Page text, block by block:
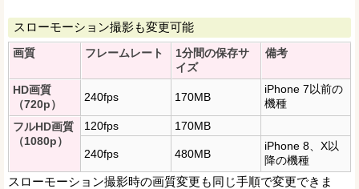
スローモーション撮影も変更可能
画質 フレームレート
1分間の保存サ
イズ
備考
HD画質
（720p）
240fps 170MB
iPhone 7以前の
機種
フルHD画質
（1080p）
120fps 170MB
240fps 480MB
iPhone 8、X以
降の機種
スローモーション撮影時の画質変更も同じ手順で変更できま